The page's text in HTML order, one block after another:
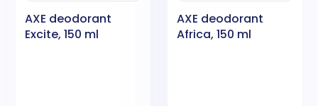
AXE deodorant
Excite, 150 ml
AXE deodorant
Africa, 150 ml